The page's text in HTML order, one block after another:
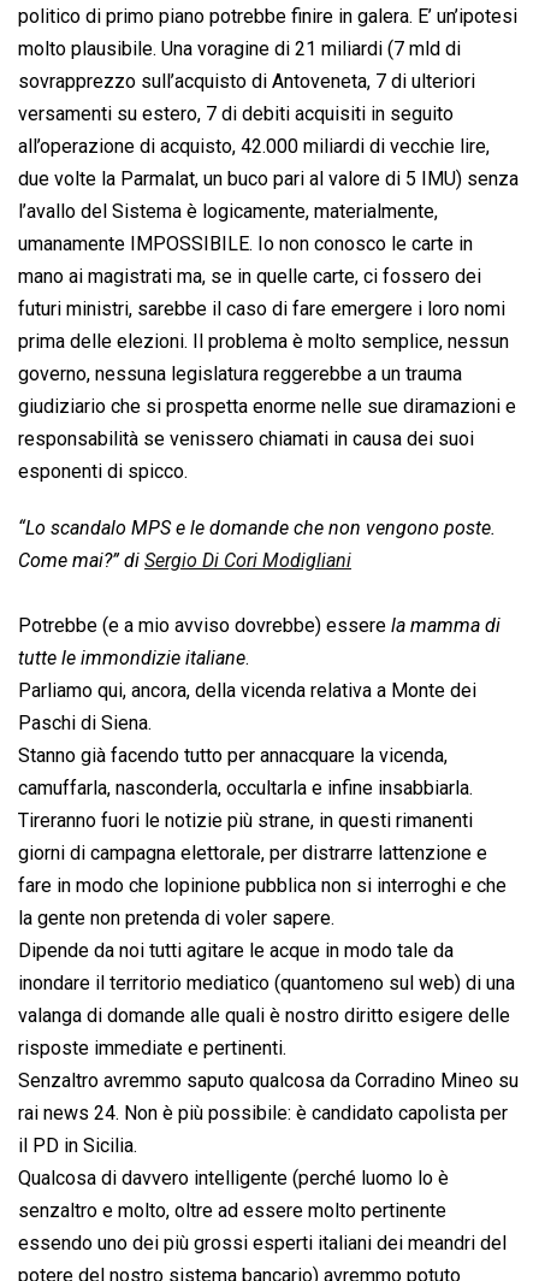
politico di primo piano potrebbe finire in galera. E’ un’ipotesi
molto plausibile. Una voragine di 21 miliardi (7 mld di
sovrapprezzo sull’acquisto di Antoveneta, 7 di ulteriori
versamenti su estero, 7 di debiti acquisiti in seguito
all’operazione di acquisto, 42.000 miliardi di vecchie lire,
due volte la Parmalat, un buco pari al valore di 5 IMU) senza
l’avallo del Sistema è logicamente, materialmente,
umanamente IMPOSSIBILE. Io non conosco le carte in
mano ai magistrati ma, se in quelle carte, ci fossero dei
futuri ministri, sarebbe il caso di fare emergere i loro nomi
prima delle elezioni. Il problema è molto semplice, nessun
governo, nessuna legislatura reggerebbe a un trauma
giudiziario che si prospetta enorme nelle sue diramazioni e
responsabilità se venissero chiamati in causa dei suoi
esponenti di spicco.
“Lo scandalo MPS e le domande che non vengono poste.
Come mai?” di Sergio Di Cori Modigliani
Potrebbe (e a mio avviso dovrebbe) essere  la mamma di
tutte le immondizie italiane.
Parliamo qui, ancora, della vicenda relativa a Monte dei
Paschi di Siena.
Stanno già facendo tutto per annacquare la vicenda,
camuffarla, nasconderla, occultarla e infine insabbiarla.
Tireranno fuori le notizie più strane, in questi rimanenti
giorni di campagna elettorale, per distrarre lattenzione e
fare in modo che lopinione pubblica non si interroghi e che
la gente non pretenda di voler sapere.
Dipende da noi tutti agitare le acque in modo tale da
inondare il territorio mediatico (quantomeno sul web) di una
valanga di domande alle quali è nostro diritto esigere delle
risposte immediate e pertinenti.
Senzaltro avremmo saputo qualcosa da Corradino Mineo su
rai news 24. Non è più possibile: è candidato capolista per
il PD in Sicilia.
Qualcosa di davvero intelligente (perché luomo lo è
senzaltro e molto, oltre ad essere molto pertinente
essendo uno dei più grossi esperti italiani dei meandri del
potere del nostro sistema bancario) avremmo potuto